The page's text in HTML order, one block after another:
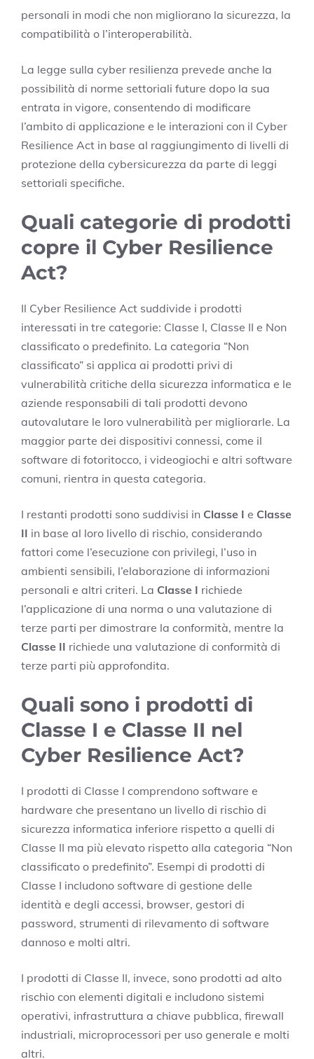
personali in modi che non migliorano la sicurezza, la
compatibilità o l’interoperabilità.
La legge sulla cyber resilienza prevede anche la
possibilità di norme settoriali future dopo la sua
entrata in vigore, consentendo di modificare
l’ambito di applicazione e le interazioni con il Cyber
Resilience Act in base al raggiungimento di livelli di
protezione della cybersicurezza da parte di leggi
settoriali specifiche.
Quali categorie di prodotti
copre il Cyber Resilience
Act?
Il Cyber Resilience Act suddivide i prodotti
interessati in tre categorie: Classe I, Classe II e Non
classificato o predefinito. La categoria “Non
classificato” si applica ai prodotti privi di
vulnerabilità critiche della sicurezza informatica e le
aziende responsabili di tali prodotti devono
autovalutare le loro vulnerabilità per migliorarle. La
maggior parte dei dispositivi connessi, come il
software di fotoritocco, i videogiochi e altri software
comuni, rientra in questa categoria.
I restanti prodotti sono suddivisi in Classe I e Classe
II in base al loro livello di rischio, considerando
fattori come l’esecuzione con privilegi, l’uso in
ambienti sensibili, l’elaborazione di informazioni
personali e altri criteri. La Classe I richiede
l’applicazione di una norma o una valutazione di
terze parti per dimostrare la conformità, mentre la
Classe II richiede una valutazione di conformità di
terze parti più approfondita.
Quali sono i prodotti di
Classe I e Classe II nel
Cyber Resilience Act?
I prodotti di Classe I comprendono software e
hardware che presentano un livello di rischio di
sicurezza informatica inferiore rispetto a quelli di
Classe II ma più elevato rispetto alla categoria “Non
classificato o predefinito”. Esempi di prodotti di
Classe I includono software di gestione delle
identità e degli accessi, browser, gestori di
password, strumenti di rilevamento di software
dannoso e molti altri.
I prodotti di Classe II, invece, sono prodotti ad alto
rischio con elementi digitali e includono sistemi
operativi, infrastruttura a chiave pubblica, firewall
industriali, microprocessori per uso generale e molti
altri.